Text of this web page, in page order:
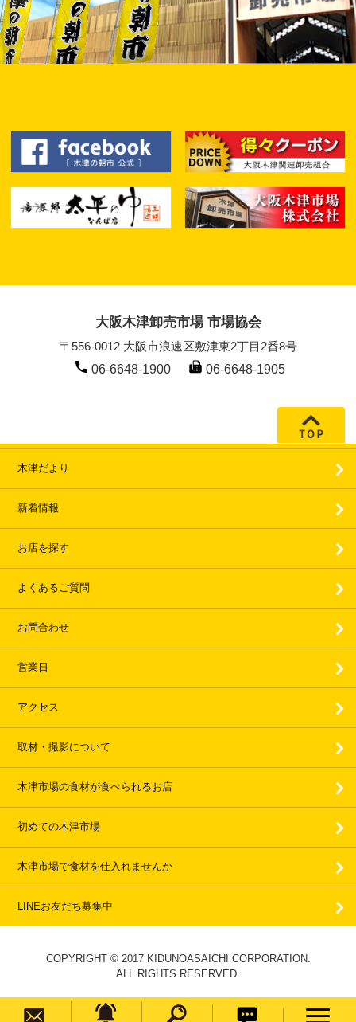
大阪木津卸売市場 市場協会
〒556-0012 大阪市浪速区敷津東2丁目2番8号
06-6648-1900
06-6648-1905
木津だより
新着情報
お店を探す
よくあるご質問
お問合わせ
営業日
アクセス
取材・撮影について
木津市場の食材が食べられるお店
初めての木津市場
木津市場で食材を仕入れませんか
LINEお友だち募集中
COPYRIGHT © 2017 KIDUNOASAICHI CORPORATION.
ALL RIGHTS RESERVED.